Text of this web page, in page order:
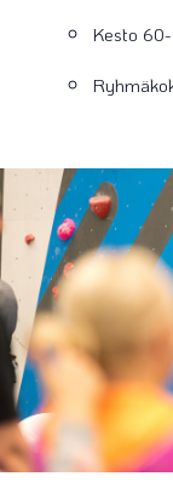
Kesto